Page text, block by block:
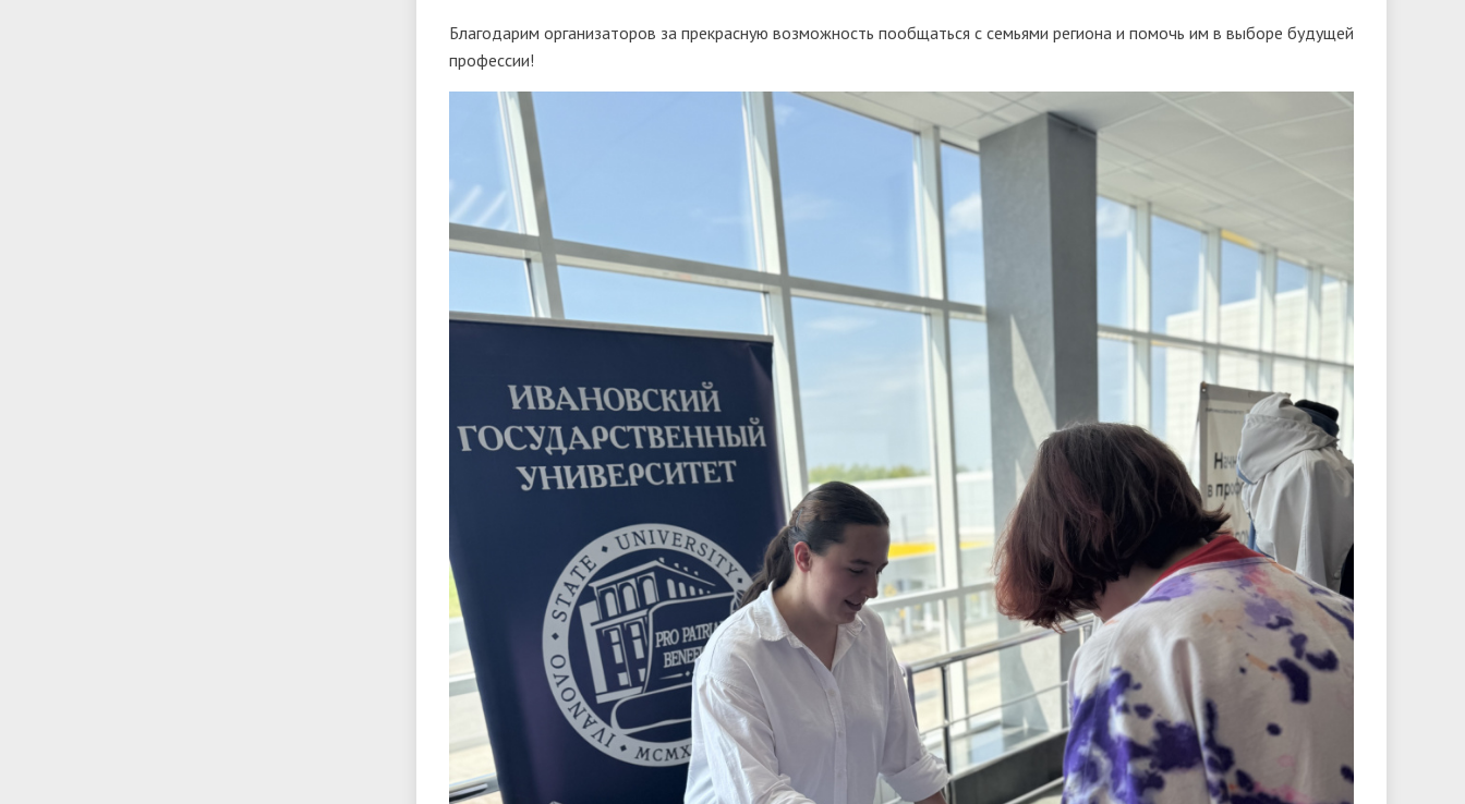
Благодарим организаторов за прекрасную возможность пообщаться с семьями региона и помочь им в выборе будущей
профессии!